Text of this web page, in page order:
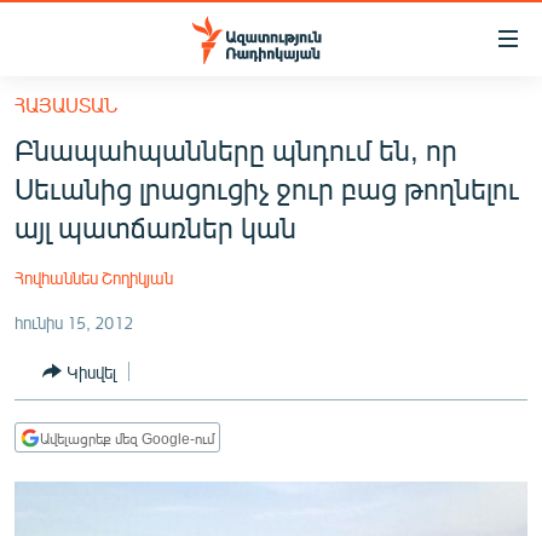
Մատչելիության
հիմնական
բովանդակությանը
Անցնել
հիմնական
մենյուին
ՀԱՅԱՍՏԱՆ
ՔԱՂԱՔԱԿԱՆ
ՏՆՏԵՍՈՒԹՅՈՒՆ
ՂԱՐԱԲԱՂ
ՀԱՅԱՍՏԱՆ
Բնապահպանները պնդում են, որ
Սեւանից լրացուցիչ ջուր բաց թողնելու
այլ պատճառներ կան
Հովհաննես Շողիկյան
հունիս 15, 2012
Կիսվել
Ավելացրեք մեզ Google-ում